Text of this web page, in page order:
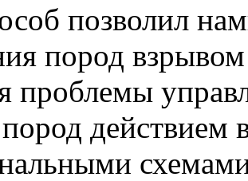
позволил
пород
проблемы
действием